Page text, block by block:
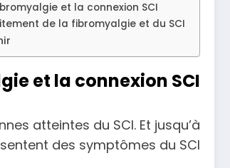
et la connexion SCI
de la fibromyalgie et du SCI
et la connexion SCI
atteintes du SCI. Et jusqu’à
des symptômes du SCI.